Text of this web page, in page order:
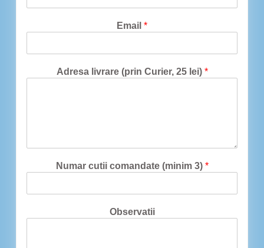
Email *
Adresa livrare (prin Curier, 25 lei) *
Numar cutii comandate (minim 3) *
Observatii